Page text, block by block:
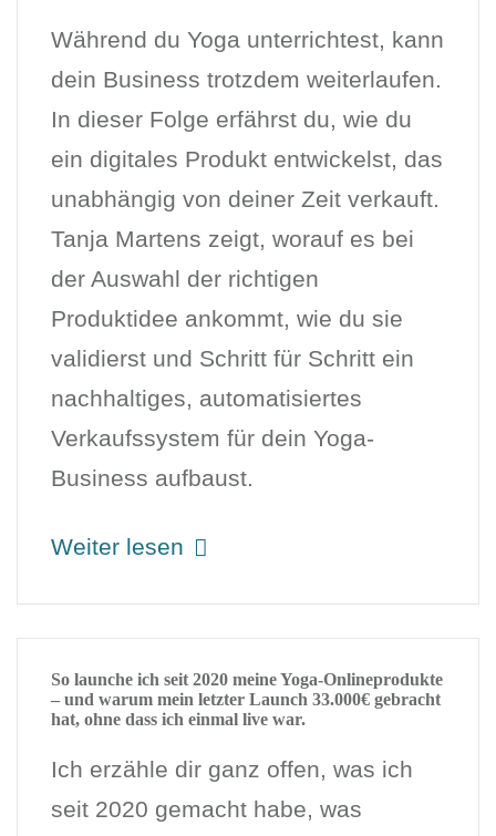
Während du Yoga unterrichtest, kann
dein Business trotzdem weiterlaufen.
In dieser Folge erfährst du, wie du
ein digitales Produkt entwickelst, das
unabhängig von deiner Zeit verkauft.
Tanja Martens zeigt, worauf es bei
der Auswahl der richtigen
Produktidee ankommt, wie du sie
validierst und Schritt für Schritt ein
nachhaltiges, automatisiertes
Verkaufssystem für dein Yoga-
Business aufbaust.
Weiter lesen
So launche ich seit 2020 meine Yoga-Onlineprodukte
– und warum mein letzter Launch 33.000€ gebracht
hat, ohne dass ich einmal live war.
Ich erzähle dir ganz offen, was ich
seit 2020 gemacht habe, was